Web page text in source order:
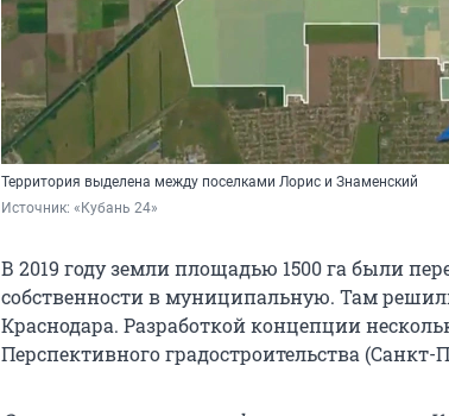
Территория выделена между поселками Лорис и Знаменский
Источник: «Кубань 24»
В 2019 году земли площадью 1500 га были
собственности в муниципальную. Там
Краснодара. Разработкой концепции
Перспективного градостроительства (Санкт-